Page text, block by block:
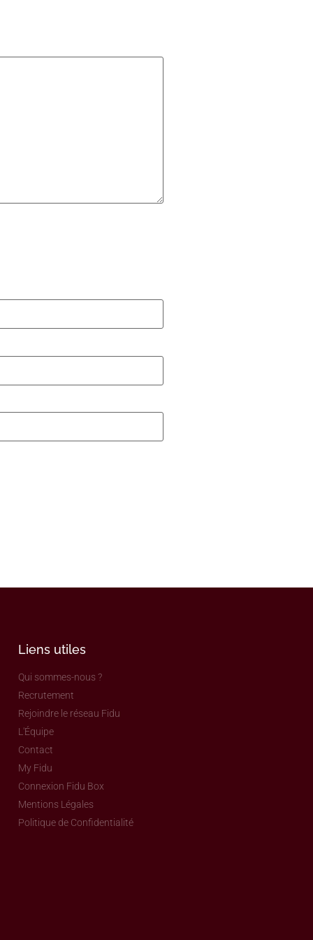
Liens utiles
Qui sommes-nous ?
Recrutement
Rejoindre le réseau Fidu
L'Équipe
Contact
My Fidu
Connexion Fidu Box
Mentions Légales
Politique de Confidentialité